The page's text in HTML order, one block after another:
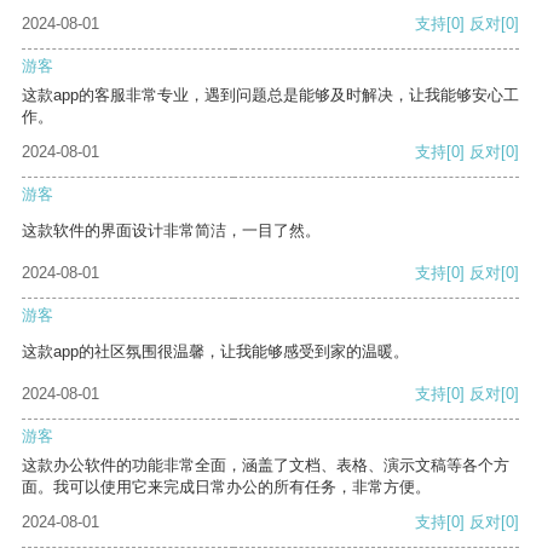
2024-08-01
支持[0] 反对[0]
游客
这款app的客服非常专业，遇到问题总是能够及时解决，让我能够安心工
作。
2024-08-01
支持[0] 反对[0]
游客
这款软件的界面设计非常简洁，一目了然。
2024-08-01 支持[0] 反对[0]
游客
这款app的社区氛围很温馨，让我能够感受到家的温暖。
2024-08-01 支持[0] 反对[0]
游客
这款办公软件的功能非常全面，涵盖了文档、表格、演示文稿等各个方
面。我可以使用它来完成日常办公的所有任务，非常方便。
2024-08-01
支持[0] 反对[0]